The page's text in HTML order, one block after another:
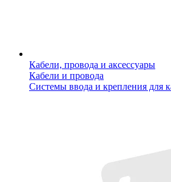
Кабели, провода и аксессуары
Кабели и провода
Системы ввода и крепления для